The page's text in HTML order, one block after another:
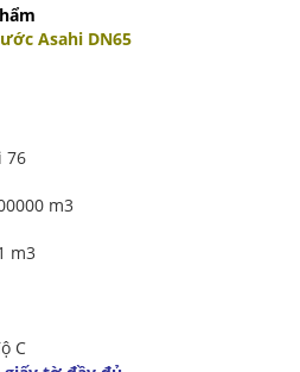
Asahi DN65
76
m3
m3
C